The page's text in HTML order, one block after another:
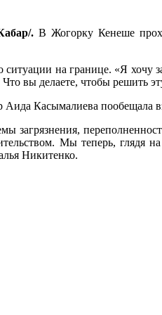
.В Жогорку Кенеше
на границе. «Я хочу
вы делаете, чтобы решить
Аида Касымалиева пообещала
загрязнения,
Мы теперь, глядя
Никитенко.